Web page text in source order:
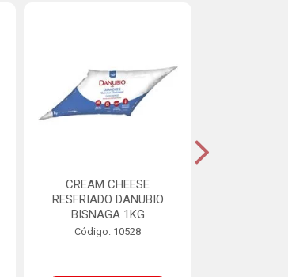
CREAM CHEESE
RESFRIADO DANUBIO
BISNAGA 1KG
Código: 10528